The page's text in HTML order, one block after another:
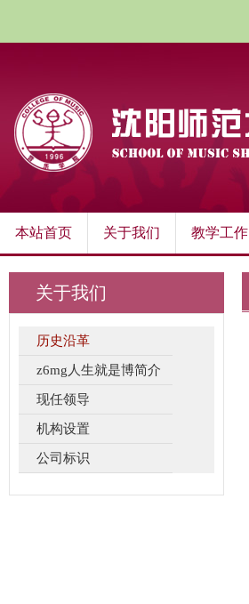
本站首页 关于我们 教学工作
关于我们
历史沿革
​z6mg人生就是博简介
现任领导
机构设置
公司标识